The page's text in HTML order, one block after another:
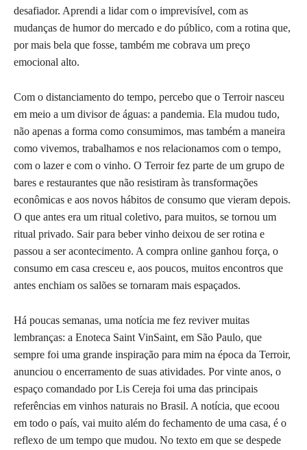
desafiador. Aprendi a lidar com o imprevisível, com as
mudanças de humor do mercado e do público, com a rotina que,
por mais bela que fosse, também me cobrava um preço
emocional alto.
Com o distanciamento do tempo, percebo que o Terroir nasceu
em meio a um divisor de águas: a pandemia. Ela mudou tudo,
não apenas a forma como consumimos, mas também a maneira
como vivemos, trabalhamos e nos relacionamos com o tempo,
com o lazer e com o vinho. O Terroir fez parte de um grupo de
bares e restaurantes que não resistiram às transformações
econômicas e aos novos hábitos de consumo que vieram depois.
O que antes era um ritual coletivo, para muitos, se tornou um
ritual privado. Sair para beber vinho deixou de ser rotina e
passou a ser acontecimento. A compra online ganhou força, o
consumo em casa cresceu e, aos poucos, muitos encontros que
antes enchiam os salões se tornaram mais espaçados.
Há poucas semanas, uma notícia me fez reviver muitas
lembranças: a Enoteca Saint VinSaint, em São Paulo, que
sempre foi uma grande inspiração para mim na época da Terroir,
anunciou o encerramento de suas atividades. Por vinte anos, o
espaço comandado por Lis Cereja foi uma das principais
referências em vinhos naturais no Brasil. A notícia, que ecoou
em todo o país, vai muito além do fechamento de uma casa, é o
reflexo de um tempo que mudou. No texto em que se despede